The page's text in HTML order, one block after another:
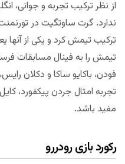
از نظر ترکیب تجربه و جوانی،
ندارد. گرت ساوتگیت در
ترکیب تیمش کرد و یکی از آنها
تیمش را به فینال مسابقات
فودن، باکایو ساکا و دکلان
تجربه امثال جردن پیکفورد،
مفید باشد.
رکورد بازی رودررو